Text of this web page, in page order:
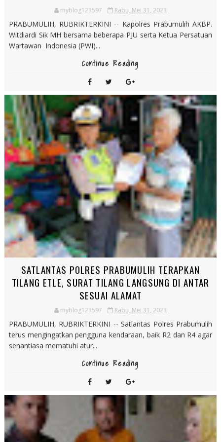
myblog123597 Rabu, Mei 31, 2023
PRABUMULIH, RUBRIKTERKINI -- Kapolres Prabumulih AKBP.
Witdiardi Sik MH bersama beberapa PJU serta Ketua Persatuan
Wartawan Indonesia (PWI)...
Continue Reading
SATLANTAS POLRES PRABUMULIH TERAPKAN
TILANG ETLE, SURAT TILANG LANGSUNG DI ANTAR
SESUAI ALAMAT
myblog123597 Rabu, Mei 31, 2023
PRABUMULIH, RUBRIKTERKINI -- Satlantas Polres Prabumulih
terus mengingatkan pengguna kendaraan, baik R2 dan R4 agar
senantiasa mematuhi atur...
Continue Reading